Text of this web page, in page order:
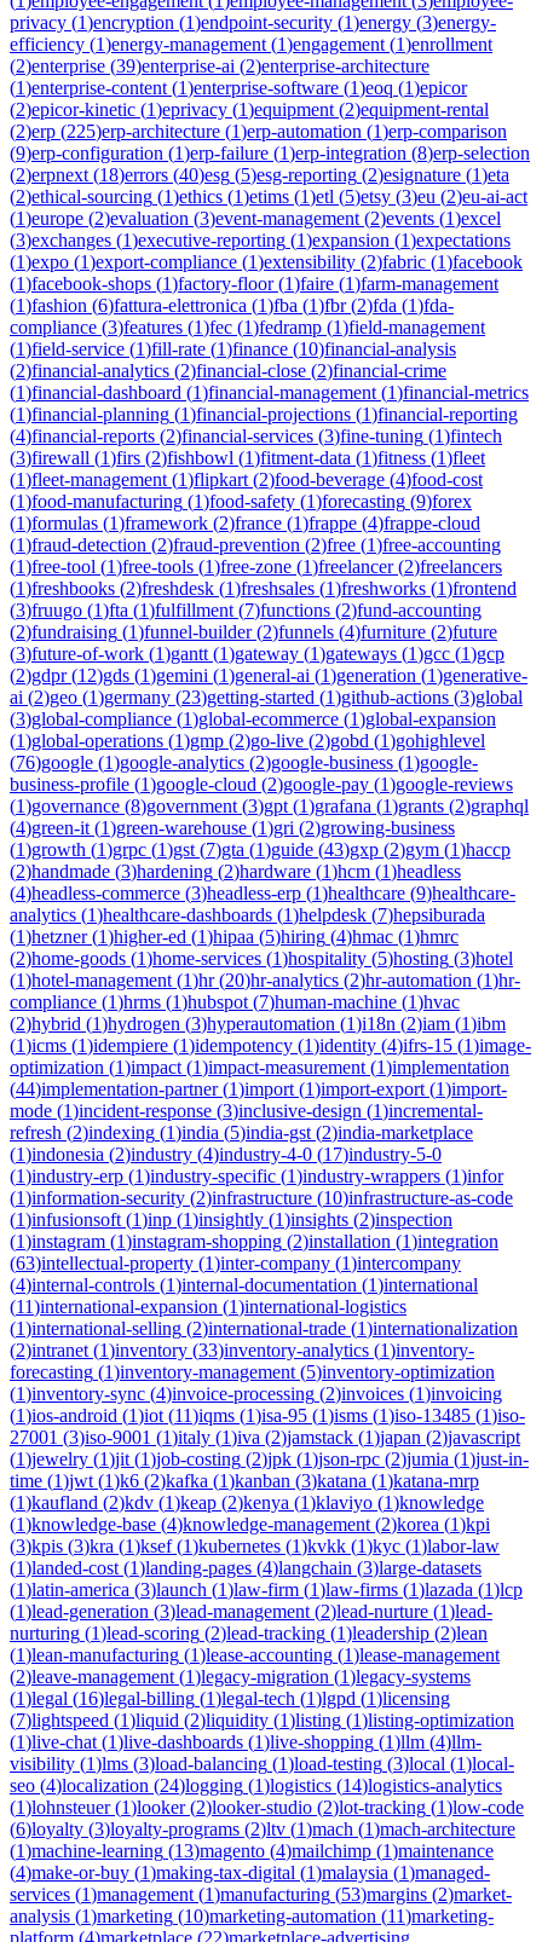
privacy (1)encryption (1)endpoint-security (1)energy (3)energy-
efficiency (1)energy-management (1)engagement (1)enrollment
(2)enterprise (39)enterprise-ai (2)enterprise-architecture
(1)enterprise-content (1)enterprise-software (1)eoq (1)epicor
(2)epicor-kinetic (1)eprivacy (1)equipment (2)equipment-rental
(2)erp (225)erp-architecture (1)erp-automation (1)erp-comparison
(9)erp-configuration (1)erp-failure (1)erp-integration (8)erp-selection
(2)erpnext (18)errors (40)esg (5)esg-reporting (2)esignature (1)eta
(2)ethical-sourcing (1)ethics (1)etims (1)etl (5)etsy (3)eu (2)eu-ai-act
(1)europe (2)evaluation (3)event-management (2)events (1)excel
(3)exchanges (1)executive-reporting (1)expansion (1)expectations
(1)expo (1)export-compliance (1)extensibility (2)fabric (1)facebook
(1)facebook-shops (1)factory-floor(1)faire (1)farm-management
(1)fashion (6)fattura-elettronica (1)fba (1)fbr(2)fda (1)fda-
compliance (3)features (1)fec (1)fedramp (1)field-management
(1)field-service (1)fill-rate (1)finance (10)financial-analysis
(2)financial-analytics (2)financial-close (2)financial-crime
(1)financial-dashboard (1)financial-management (1)financial-metrics
(1)financial-planning (1)financial-projections (1)financial-reporting
(4)financial-reports (2)financial-services (3)fine-tuning (1)fintech
(3)firewall (1)firs (2)fishbowl (1)fitment-data (1)fitness (1)fleet
(1)fleet-management (1)flipkart (2)food-beverage (4)food-cost
(1)food-manufacturing (1)food-safety (1)forecasting (9)forex
(1)formulas (1)framework (2)france (1)frappe (4)frappe-cloud
(1)fraud-detection (2)fraud-prevention (2)free (1)free-accounting
(1)free-tool (1)free-tools (1)free-zone (1)freelancer(2)freelancers
(1)freshbooks (2)freshdesk (1)freshsales (1)freshworks (1)frontend
(3)fruugo (1)fta (1)fulfillment (7)functions (2)fund-accounting
(2)fundraising (1)funnel-builder(2)funnels (4)furniture (2)future
(3)future-of-work (1)gantt (1)gateway (1)gateways (1)gcc (1)gcp
(2)gdpr(12)gds (1)gemini (1)general-ai (1)generation (1)generative-
ai (2)geo (1)germany (23)getting-started (1)github-actions (3)global
(3)global-compliance (1)global-ecommerce (1)global-expansion
(1)global-operations (1)gmp (2)go-live (2)gobd (1)gohighlevel
(76)google (1)google-analytics (2)google-business (1)google-
business-profile (1)google-cloud (2)google-pay (1)google-reviews
(1)governance (8)government (3)gpt (1)grafana (1)grants (2)graphql
(4)green-it (1)green-warehouse (1)gri (2)growing-business
(1)growth (1)grpc (1)gst (7)gta (1)guide (43)gxp (2)gym (1)haccp
(2)handmade (3)hardening (2)hardware (1)hcm (1)headless
(4)headless-commerce (3)headless-erp (1)healthcare (9)healthcare-
analytics (1)healthcare-dashboards (1)helpdesk (7)hepsiburada
(1)hetzner(1)higher-ed (1)hipaa (5)hiring (4)hmac (1)hmrc
(2)home-goods (1)home-services (1)hospitality (5)hosting (3)hotel
(1)hotel-management (1)hr(20)hr-analytics (2)hr-automation (1)hr-
compliance (1)hrms (1)hubspot (7)human-machine (1)hvac
(2)hybrid (1)hydrogen (3)hyperautomation (1)i18n (2)iam (1)ibm
(1)icms (1)idempiere (1)idempotency (1)identity (4)ifrs-15 (1)image-
optimization (1)impact (1)impact-measurement (1)implementation
(44)implementation-partner(1)import (1)import-export (1)import-
mode (1)incident-response (3)inclusive-design (1)incremental-
refresh (2)indexing (1)india (5)india-gst (2)india-marketplace
(1)indonesia (2)industry (4)industry-4-0 (17)industry-5-0
(1)industry-erp (1)industry-specific (1)industry-wrappers (1)infor
(1)information-security (2)infrastructure (10)infrastructure-as-code
(1)infusionsoft (1)inp (1)insightly (1)insights (2)inspection
(1)instagram (1)instagram-shopping (2)installation (1)integration
(63)intellectual-property (1)inter-company (1)intercompany
(4)internal-controls (1)internal-documentation (1)international
(11)international-expansion (1)international-logistics
(1)international-selling (2)international-trade (1)internationalization
(2)intranet (1)inventory (33)inventory-analytics (1)inventory-
forecasting (1)inventory-management (5)inventory-optimization
(1)inventory-sync (4)invoice-processing (2)invoices (1)invoicing
(1)ios-android (1)iot (11)iqms (1)isa-95 (1)isms (1)iso-13485 (1)iso-
27001 (3)iso-9001 (1)italy (1)iva (2)jamstack (1)japan (2)javascript
(1)jewelry (1)jit (1)job-costing (2)jpk (1)json-rpc (2)jumia (1)just-in-
time (1)jwt (1)k6 (2)kafka (1)kanban (3)katana (1)katana-mrp
(1)kaufland (2)kdv (1)keap (2)kenya (1)klaviyo (1)knowledge
(1)knowledge-base (4)knowledge-management (2)korea (1)kpi
(3)kpis (3)kra (1)ksef(1)kubernetes (1)kvkk (1)kyc (1)labor-law
(1)landed-cost (1)landing-pages (4)langchain (3)large-datasets
(1)latin-america (3)launch (1)law-firm (1)law-firms (1)lazada (1)lcp
(1)lead-generation (3)lead-management (2)lead-nurture (1)lead-
nurturing (1)lead-scoring (2)lead-tracking (1)leadership (2)lean
(1)lean-manufacturing (1)lease-accounting (1)lease-management
(2)leave-management (1)legacy-migration (1)legacy-systems
(1)legal (16)legal-billing (1)legal-tech (1)lgpd (1)licensing
(7)lightspeed (1)liquid (2)liquidity (1)listing (1)listing-optimization
(1)live-chat (1)live-dashboards (1)live-shopping (1)llm (4)llm-
visibility (1)lms (3)load-balancing (1)load-testing (3)local (1)local-
seo (4)localization (24)logging (1)logistics (14)logistics-analytics
(1)lohnsteuer(1)looker(2)looker-studio (2)lot-tracking (1)low-code
(6)loyalty (3)loyalty-programs (2)ltv (1)mach (1)mach-architecture
(1)machine-learning (13)magento (4)mailchimp (1)maintenance
(4)make-or-buy (1)making-tax-digital (1)malaysia (1)managed-
services (1)management (1)manufacturing (53)margins (2)market-
analysis (1)marketing (10)marketing-automation (11)marketing-
platform (4)marketplace (22)marketplace-advertising